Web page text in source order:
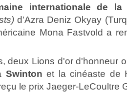
internationale de la
d'Azra Deniz Okyay
Mona Fastvold a
deux Lions d'or d'honneur
Swinton et la cinéaste de
le prix Jaeger-LeCoultre